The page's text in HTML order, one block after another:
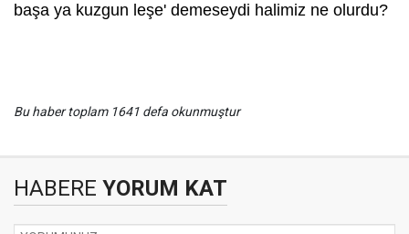
başa ya kuzgun leşe' demeseydi halimiz ne olurdu?
Bu haber toplam 1641 defa okunmuştur
HABERE YORUM KAT